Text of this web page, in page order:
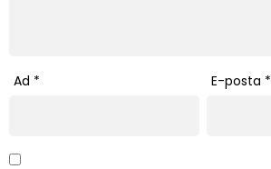
Ad * E-posta *